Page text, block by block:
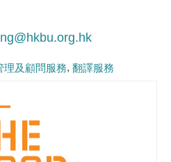
理及顧問服務 翻譯服務